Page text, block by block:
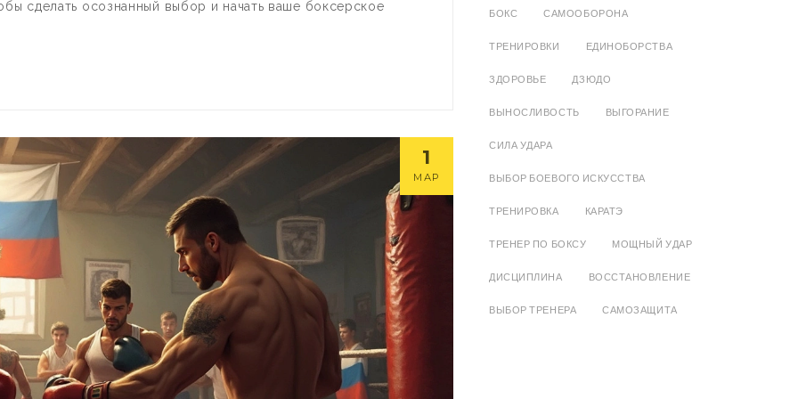
сделать осознанный выбор и начать ваше боксерское
1
МАР
БОКС САМООБОРОНА
ТРЕНИРОВКИ ЕДИНОБОРСТВА
ЗДОРОВЬЕ ДЗЮДО
ВЫНОСЛИВОСТЬ ВЫГОРАНИЕ
СИЛА УДАРА
ВЫБОР БОЕВОГО ИСКУССТВА
ТРЕНИРОВКА КАРАТЭ
ТРЕНЕР ПО БОКСУ МОЩНЫЙ УДАР
ДИСЦИПЛИНА ВОССТАНОВЛЕНИЕ
ВЫБОР ТРЕНЕРА САМОЗАЩИТА